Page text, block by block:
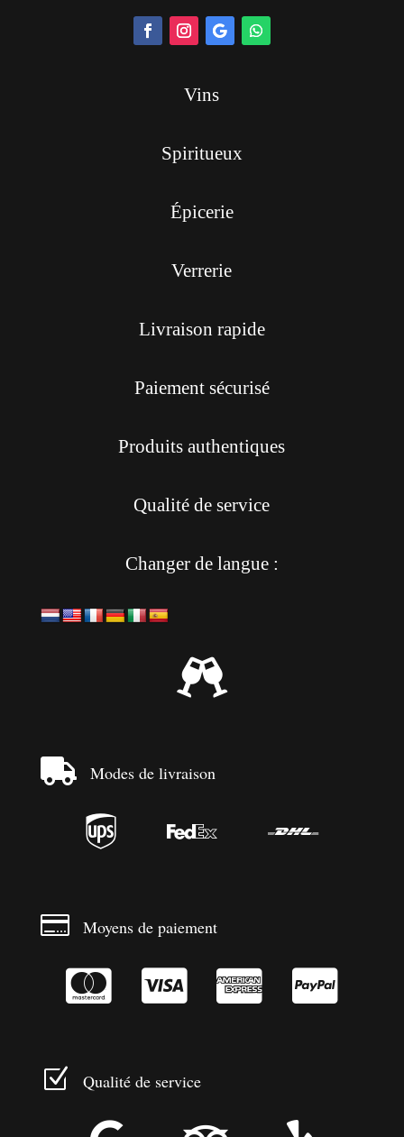
Vins
Spiritueux
Épicerie
Verrerie
Livraison rapide
Paiement sécurisé
Produits authentiques
Qualité de service
Changer de langue :

 Modes de livraison
  
 Moyens de paiement
   
Z Qualité de service